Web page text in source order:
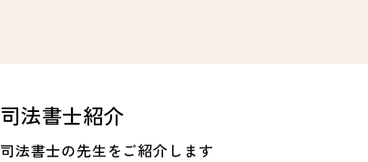
司法書士紹介
司法書士の先生をご紹介します